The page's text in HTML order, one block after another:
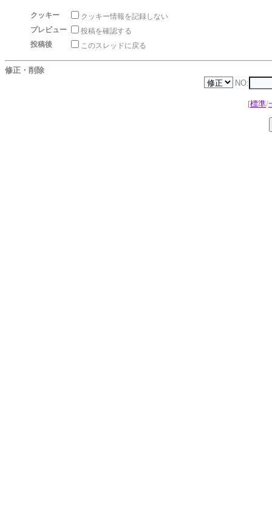
クッキー
クッキー情報を記録しない
プレビュー
投稿を確認する
投稿後
このスレッドに戻る
修正・削除
NO:
[標準/